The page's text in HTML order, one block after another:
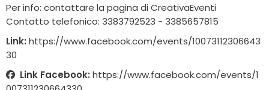
Per info: contattare la pagina di CreativaEventi
Contatto telefonico: 3383792523 - 3385657815
Link: https://www.facebook.com/events/10073112306643
30
Link Facebook: https://www.facebook.com/events/1